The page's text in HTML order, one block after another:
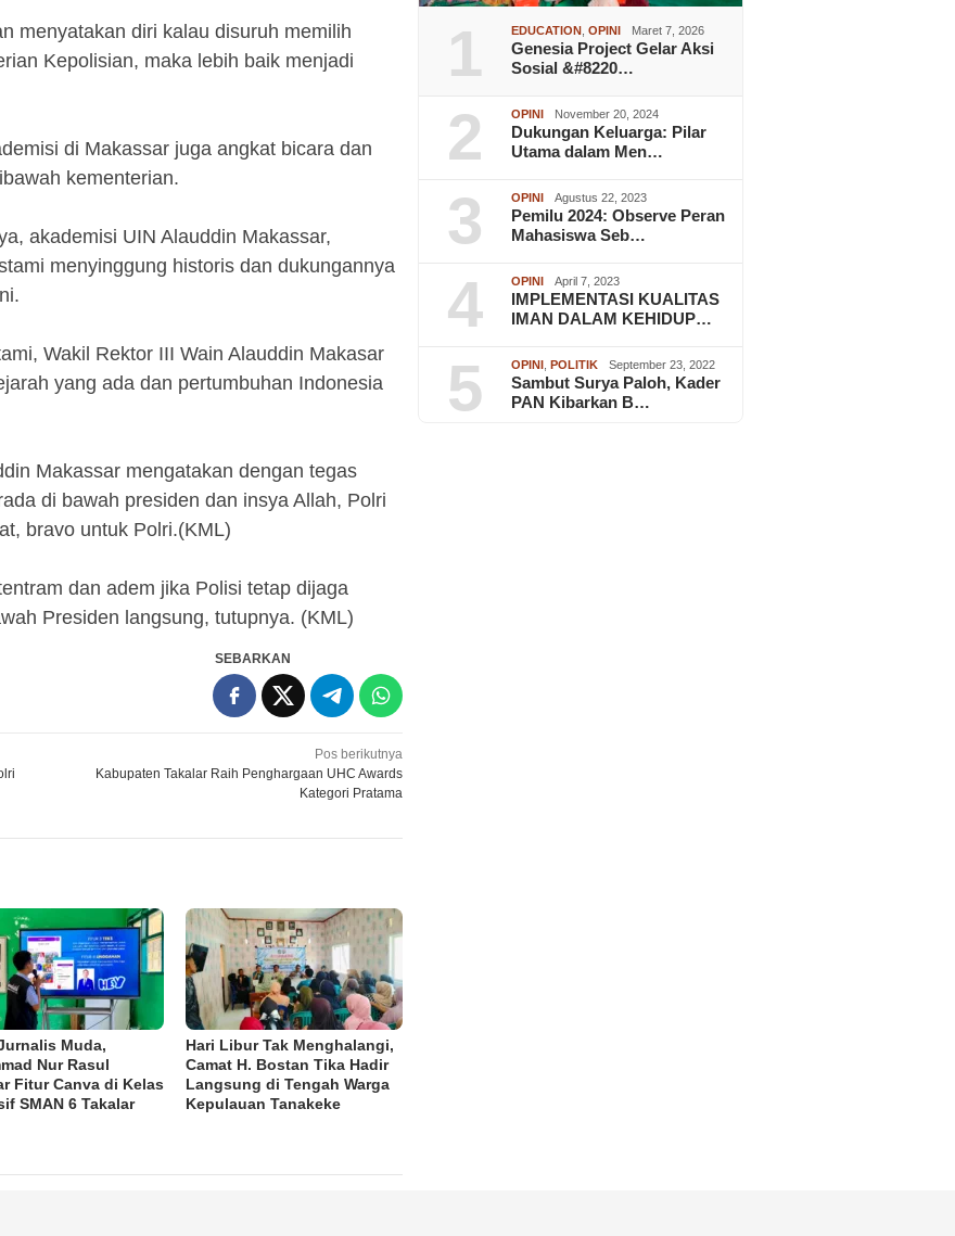
menyatakan diri kalau disuruh memilih
Kepolisian, maka lebih baik menjadi
di Makassar juga angkat bicara dan
kementerian.
akademisi UIN Alauddin Makassar,
menyinggung historis dan dukungannya
Wakil Rektor III Wain Alauddin Makasar
yang ada dan pertumbuhan Indonesia
Makassar mengatakan dengan tegas
di bawah presiden dan insya Allah, Polri
bravo untuk Polri.(KML)
dan adem jika Polisi tetap dijaga
Presiden langsung, tutupnya. (KML)
SEBARKAN
Pos berikutnya
Kabupaten Takalar Raih Penghargaan UHC Awards
Kategori Pratama
Muda,
Nur Rasul
Fitur Canva di Kelas
SMAN 6 Takalar
Hari Libur Tak Menghalangi,
Camat H. Bostan Tika Hadir
Langsung di Tengah Warga
Kepulauan Tanakeke
1 EDUCATION ,OPINI Maret 7, 2026
Genesia Project Gelar Aksi
Sosial &#8220…
2 OPINI November 20, 2024
Dukungan Keluarga: Pilar
Utama dalam Men…
3 OPINI Agustus 22, 2023
Pemilu 2024: Observe Peran
Mahasiswa Seb…
4 OPINI April 7, 2023
IMPLEMENTASI KUALITAS
IMAN DALAM KEHIDUP…
5 OPINI , POLITIK September 23, 2022
Sambut Surya Paloh, Kader
PAN Kibarkan B…